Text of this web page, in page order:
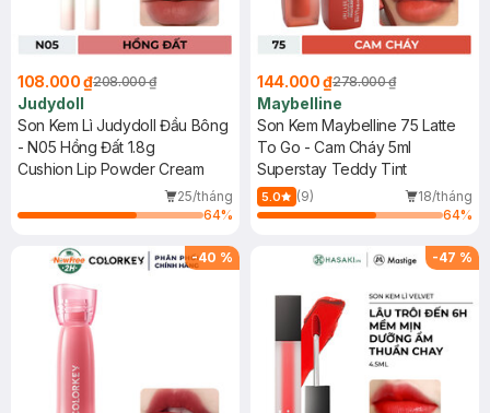
108.000 ₫208.000 ₫
Judydoll
Son Kem Lì Judydoll Đầu Bông
- N05 Hồng Đất 1.8g
Cushion Lip Powder Cream
25/tháng
64%
144.000 ₫278.000 ₫
Maybelline
Son Kem Maybelline 75 Latte
To Go - Cam Cháy 5ml
Superstay Teddy Tint
5.0 (9)
18/tháng
64%
-40 % -47 %